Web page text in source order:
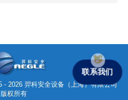
- 2026 羿科安全设备（上海）有限公司
版权所有
联系我们